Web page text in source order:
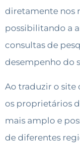
diretamente nos
possibilitando a
consultas de
desempenho do
Ao traduzir o site
os proprietários
mais amplo e
de diferentes